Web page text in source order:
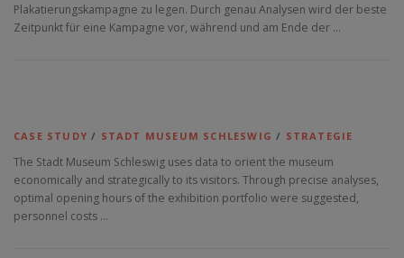
Plakatierungskampagne zu legen. Durch genau Analysen wird der beste
Zeitpunkt für eine Kampagne vor, während und am Ende der …
CASE STUDY / STADT MUSEUM SCHLESWIG / STRATEGIE
The Stadt Museum Schleswig uses data to orient the museum
economically and strategically to its visitors. Through precise analyses,
optimal opening hours of the exhibition portfolio were suggested,
personnel costs …